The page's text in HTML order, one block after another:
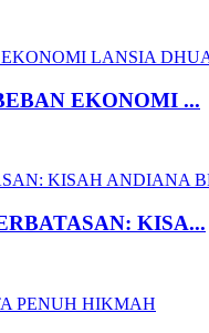
EKONOMI ...
KISA...